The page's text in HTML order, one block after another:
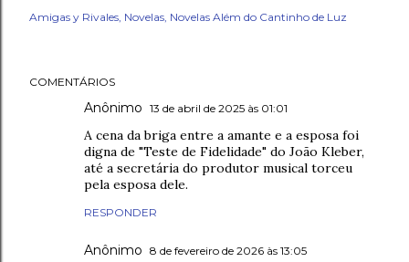
Amigas y Rivales Novelas Novelas Além do Cantinho de Luz
COMENTÁRIOS
Anônimo 13 de abril de 2025 às 01:01
A cena da briga entre a amante e a esposa foi
digna de "Teste de Fidelidade" do João Kleber,
até a secretária do produtor musical torceu
pela esposa dele.
RESPONDER
Anônimo 8 de fevereiro de 2026 às 13:05